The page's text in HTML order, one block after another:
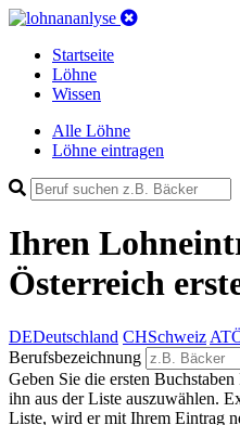
Startseite
Löhne
Wissen
Alle Löhne
Löhne eintragen
Ihren
Österreich
DEDeutschland CHSchweiz AT
Berufsbezeichnung
Geben Sie die ersten
ihn aus der Liste auszuwählen.
Liste, wird er mit Ihrem Eintrag